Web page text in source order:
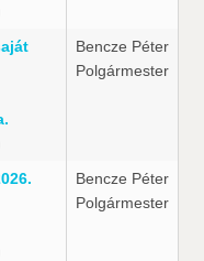
Bencze Péter
Polgármester
Bencze Péter
Polgármester